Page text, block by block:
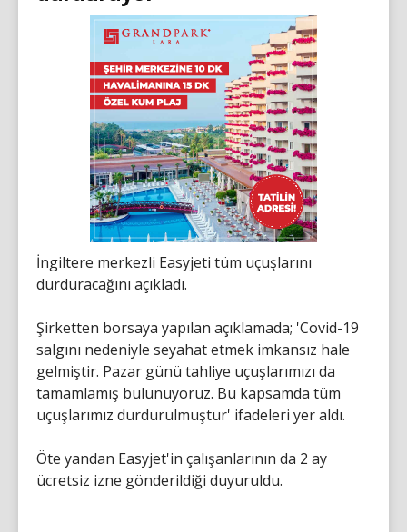
İngiltere merkezli Easyjeti tüm uçuşlarını
durduracağını açıkladı.
Şirketten borsaya yapılan açıklamada; 'Covid-19
salgını nedeniyle seyahat etmek imkansız hale
gelmiştir. Pazar günü tahliye uçuşlarımızı da
tamamlamış bulunuyoruz. Bu kapsamda tüm
uçuşlarımız durdurulmuştur' ifadeleri yer aldı.
Öte yandan Easyjet'in çalışanlarının da 2 ay
ücretsiz izne gönderildiği duyuruldu.